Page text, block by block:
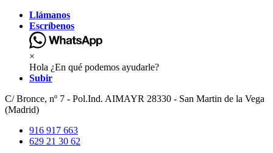
Llámanos
Escríbenos
×
Hola ¿En qué podemos ayudarle?
Subir
C/ Bronce, nº 7 - Pol.Ind. AIMAYR 28330 - San Martin de la Vega
(Madrid)
916 917 663
629 21 30 62